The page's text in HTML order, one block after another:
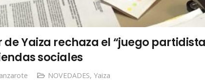
de Yaiza rechaza el “juego
sociales
NOVEDADES, Yaiza